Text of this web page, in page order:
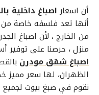
أن اسعار اصباغ داخلية
أنها تعد فلسفه خاصة من
من الخارج ، لأن اصباغ
منزل ، حرصنا على توفير
اصباغ شقق مودرن
الظهران، لها سعر مميز
نقوم في صبغ بيوت